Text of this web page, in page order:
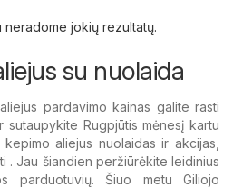
neradome jokių rezultatų.
su nuolaida
pardavimo kainas galite rasti
sutaupykite Rugpjūtis mėnesį kartu
aliejus nuolaidas ir akcijas,
. Jau šiandien peržiūrėkite leidinius
parduotuvių. Šiuo metu Giliojo